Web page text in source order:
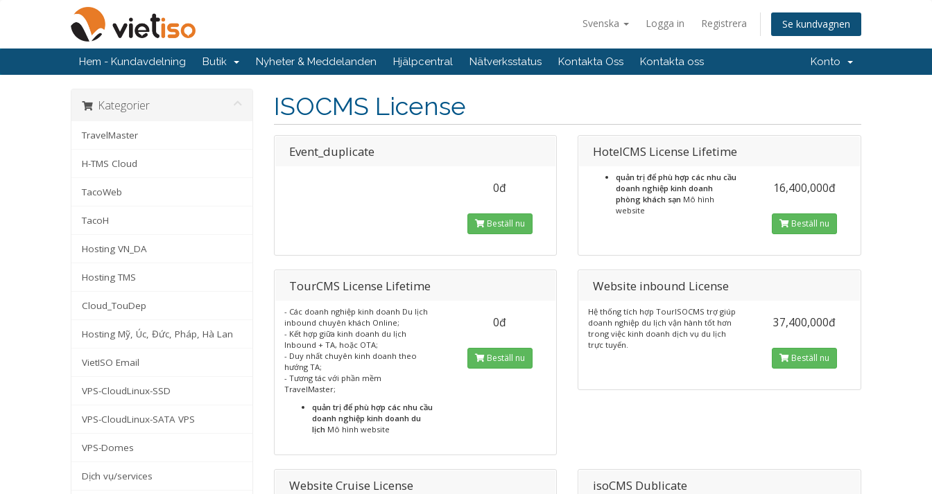
Svenska Logga in Registrera Se kundvagnen
Hem - Kundavdelning Butik Nyheter & Meddelanden Hjälpcentral Nätverksstatus Kontakta Oss Kontakta oss Konto
Kategorier
TravelMaster
H-TMS Cloud
TacoWeb
TacoH
Hosting VN_DA
Hosting TMS
Cloud_TouDep
Hosting Mỹ, Úc, Đức, Pháp, Hà Lan
VietISO Email
VPS-CloudLinux-SSD
VPS-CloudLinux-SATA VPS
VPS-Domes
Dịch vụ/services
ISOCMS License
Event_duplicate
0đ
Beställ nu
HotelCMS License Lifetime
quản trị để phù hợp các nhu cầu
doanh nghiệp kinh doanh
phòng khách sạn Mô hình
website
16,400,000đ
Beställ nu
TourCMS License Lifetime
- Các doanh nghiệp kinh doanh Du lịch
inbound chuyên khách Online;
- Kết hợp giữa kinh doanh du lịch
Inbound + TA, hoặc OTA;
- Duy nhất chuyên kinh doanh theo
hướng TA;
- Tương tác với phần mềm
TravelMaster;
quản trị để phù hợp các nhu cầu
doanh nghiệp kinh doanh du
lịch Mô hình website
0đ
Beställ nu
Website inbound License
Hệ thống tích hợp TourISOCMS trợ giúp
doanh nghiệp du lịch vận hành tốt hơn
trong việc kinh doanh dịch vụ du lịch
trực tuyến.
37,400,000đ
Beställ nu
Website Cruise License isoCMS Dublicate